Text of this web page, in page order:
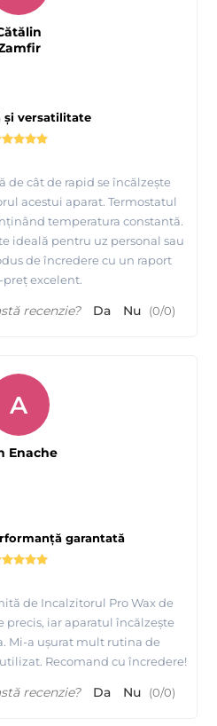
și versatilitate
de cât de rapid se încălzește
acestui aparat. Termostatul
temperatura constantă.
ideală pentru uz personal sau
de încredere cu un raport
excelent.
recenzie? Da Nu (0/0)
garantată
de Incalzitorul Pro Wax de
precis, iar aparatul încălzește
Mi-a ușurat mult rutina de
Recomand cu încredere!
A
Enache
recenzie? Da Nu (0/0)